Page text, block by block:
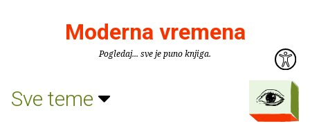
Moderna vremena
Pogledaj... sve je puno knjiga.
Sve teme